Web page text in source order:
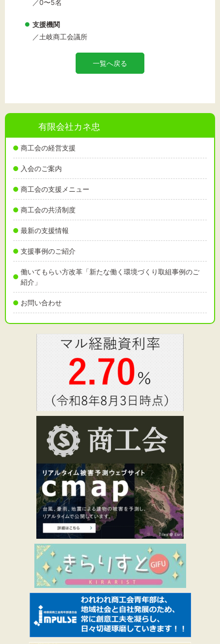
有限会社カネ忠
商工会の経営支援
入会のご案内
商工会の支援メニュー
商工会の共済制度
最新の支援情報
支援事例のご紹介
働いてもらい方改革「新たな働く環境づくり取組事例のご
紹介」
お問い合わせ
／0〜5名
支援機関
／土岐商工会議所
一覧へ戻る